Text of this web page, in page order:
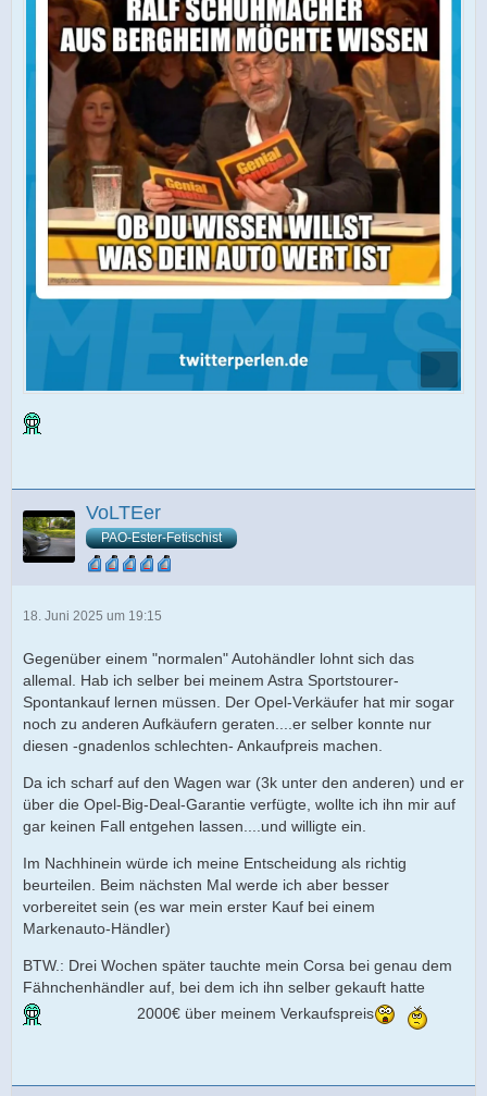
VoLTEer
PAO-Ester-Fetischist
18. Juni 2025 um 19:15
Gegenüber einem "normalen" Autohändler lohnt sich das
allemal. Hab ich selber bei meinem Astra Sportstourer-
Spontankauf lernen müssen. Der Opel-Verkäufer hat mir sogar
noch zu anderen Aufkäufern geraten....er selber konnte nur
diesen -gnadenlos schlechten- Ankaufpreis machen.
Da ich scharf auf den Wagen war (3k unter den anderen) und er
über die Opel-Big-Deal-Garantie verfügte, wollte ich ihn mir auf
gar keinen Fall entgehen lassen....und willigte ein.
Im Nachhinein würde ich meine Entscheidung als richtig
beurteilen. Beim nächsten Mal werde ich aber besser
vorbereitet sein (es war mein erster Kauf bei einem
Markenauto-Händler)
BTW.: Drei Wochen später tauchte mein Corsa bei genau dem
Fähnchenhändler auf, bei dem ich ihn selber gekauft hatte
2000€ über meinem Verkaufspreis